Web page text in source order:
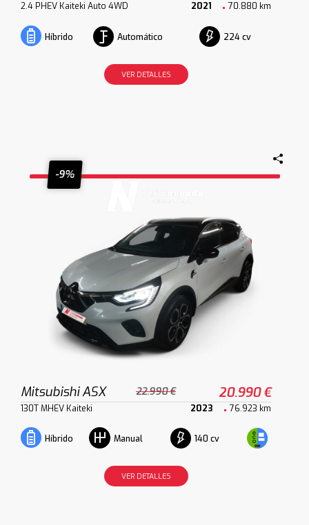
2.4 PHEV Kaiteki Auto 4WD 2021 70.880 km
Híbrido Automático 224 cv
VER DETALLES
-9%
Mitsubishi ASX 22.990 € 20.990 €
130T MHEV Kaiteki 2023 76.923 km
Híbrido Manual 140 cv
VER DETALLES